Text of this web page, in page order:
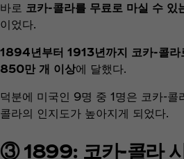
바로 코카-콜라를 무료로 마실 수 있
이었다.
1894년부터 1913년까지 코카-콜라
850만 개 이상에 달했다.
덕분에 미국인 9명 중 1명은 코카-콜
콜라의 인지도가 높아지게 되었다.
③ 1899: 코카-콜라